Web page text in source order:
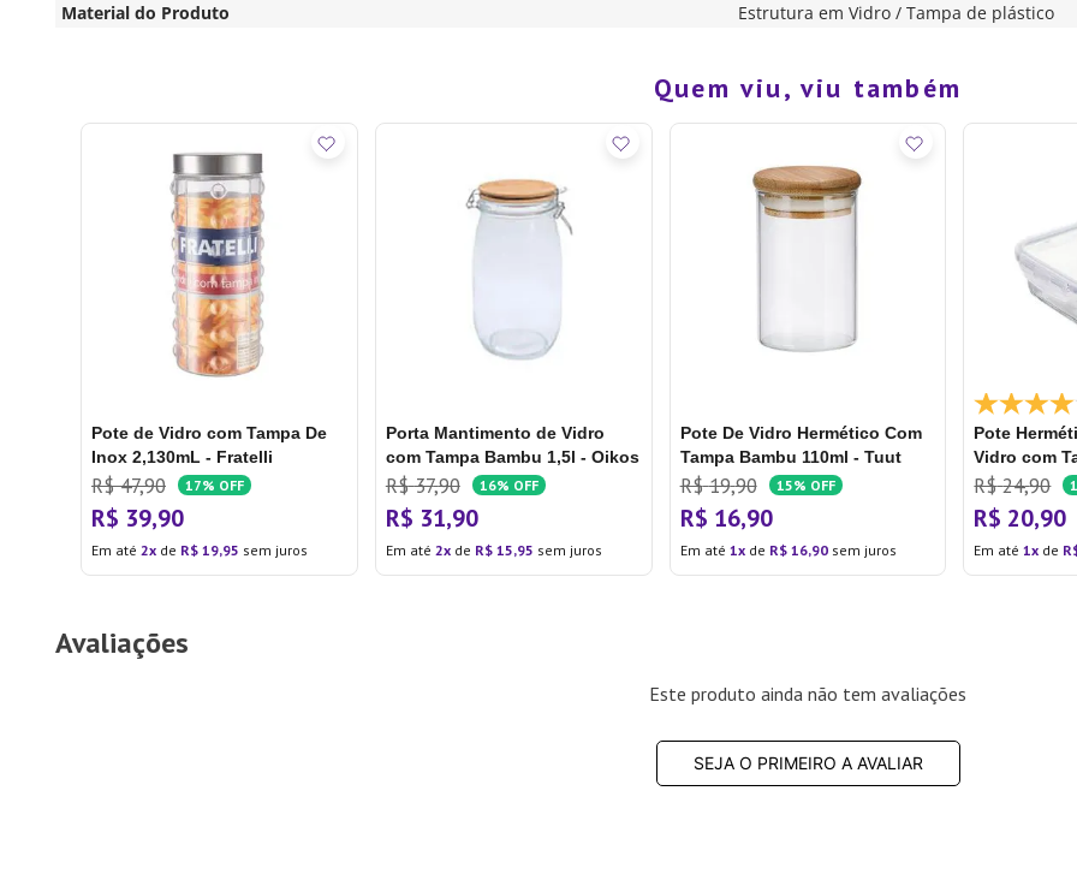
Material do Produto
Estrutura em Vidro / Tampa de plástico
Quem viu, viu também
Pote de Vidro com Tampa De
Inox 2,130mL - Fratelli
R$ 47,90 17% OFF
R$ 39,90
Em até 2 de R$ 19,95 sem juros
Porta Mantimento de Vidro
com Tampa Bambu 1,5l - Oikos
R$ 37,90 16% OFF
R$ 31,90
Em até 2 de R$ 15,95 sem juros
Pote De Vidro Hermético Com
Tampa Bambu 110ml - Tuut
R$ 19,90 15% OFF
R$ 16,90
Em até 1 de R$ 16,90sem juros
Pote
Vidro com
Mozcada
R$ 24,90
R$ 20,90
Em até1 de
Avaliações
Este produto ainda não tem avaliações
SEJA O PRIMEIRO A AVALIAR